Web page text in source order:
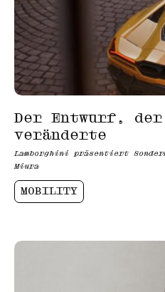
Der Entwurf, der
veränderte
Lamborghini präsentiert
Miura
MOBILITY